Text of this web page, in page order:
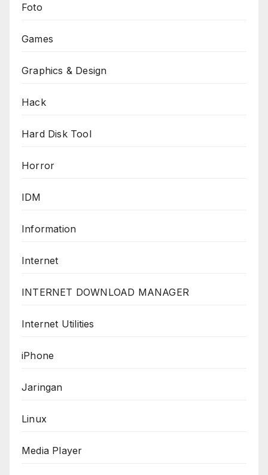
Foto
Games
Graphics & Design
Hack
Hard Disk Tool
Horror
IDM
Information
Internet
INTERNET DOWNLOAD MANAGER
Internet Utilities
iPhone
Jaringan
Linux
Media Player